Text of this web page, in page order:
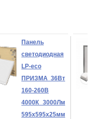
Панель
светодиодная
LP-eco
ПРИЗМА 36Вт
160-260В
4000К 3000Лм
595х595х25мм